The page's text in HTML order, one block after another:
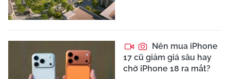
Nên mua iPhone
17 cũ giảm giá sâu hay
chờ iPhone 18 ra mắt?